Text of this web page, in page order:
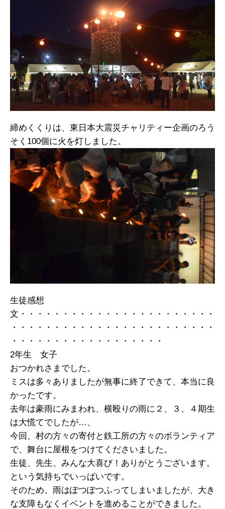
締めくくりは、東日本大震災チャリティー企画のろう
そく100個に火を灯しました。
生徒感想
文・・・・・・・・・・・・・・・・・・・・・・・
・・・・・・・・・・・・・・・・・・・・・・・・
・・・・・・・・・・・・・・・・・・
2年生 女子
おつかれさまでした。
ミスは多々ありましたが無事に終了できて、本当に良
かったです。
去年は豪雨にみまわれ、横殴りの雨に２、３、４期生
は大慌てでしたが…、
今回、村の方々の寄付と鉄工所の方々のボランティア
で、舞台に屋根をつけてくださいました。
生徒、先生、みんな大喜び！ありがとうございます。
という気持ちでいっぱいです。
そのため、雨はぽつぽつふってしまいましたが、大き
な支障もなくイベントを進めることができました。